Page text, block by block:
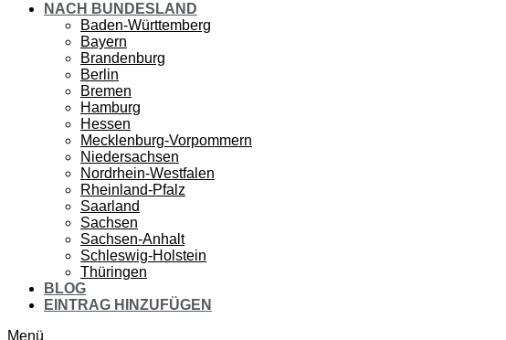
NACH BUNDESLAND
Baden-Württemberg
Bayern
Brandenburg
Berlin
Bremen
Hamburg
Hessen
Mecklenburg-Vorpommern
Niedersachsen
Nordrhein-Westfalen
Rheinland-Pfalz
Saarland
Sachsen
Sachsen-Anhalt
Schleswig-Holstein
Thüringen
BLOG
EINTRAG HINZUFÜGEN
Menü